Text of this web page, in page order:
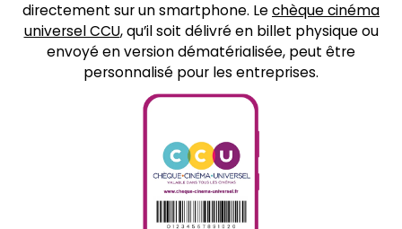
directement sur un smartphone. Lechèque cinéma
universel CCU, qu’il soit délivré en billet physique ou
envoyé en version dématérialisée, peut être
personnalisé pour les entreprises.